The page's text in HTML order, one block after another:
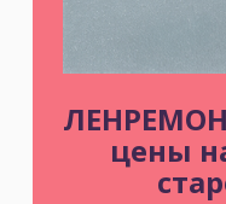
цены